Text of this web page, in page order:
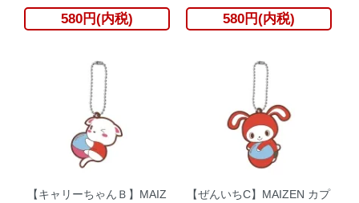
580円(内税) 580円(内税)
【キャリーちゃんＢ】MAIZ
【ぜんいちC】MAIZEN カプ